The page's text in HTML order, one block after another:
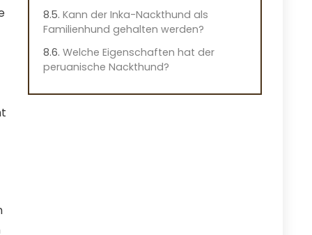
Kann der Inka-Nackthund als
Familienhund gehalten werden?
Welche Eigenschaften hat der
peruanische Nackthund?